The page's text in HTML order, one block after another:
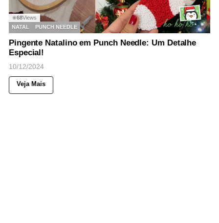
◉68Views
NATAL
PUNCH NEEDLE
Pingente Natalino em Punch Needle: Um Detalhe
Especial!
10/12/2024
Veja Mais